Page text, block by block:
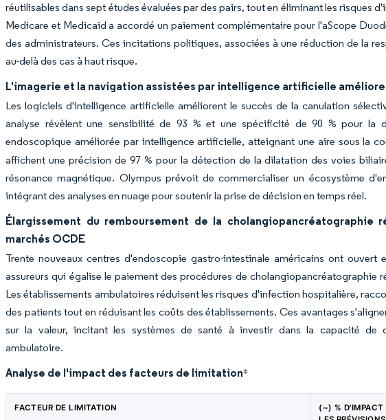
réutilisables dans sept études évaluées par des pairs, tout en éliminant les risques
Medicare et Medicaid a accordé un paiement complémentaire pour l'aScope
des administrateurs. Ces incitations politiques, associées à une réduction de la
au-delà des cas à haut risque.
L'imagerie et la navigation assistées par intelligence artificielle
Les logiciels d'intelligence artificielle améliorent le succès de la canulation
analyse révèlent une sensibilité de 93 % et une spécificité de 90 % pour la
endoscopique améliorée par intelligence artificielle, atteignant une aire sous la
affichent une précision de 97 % pour la détection de la dilatation des voies
résonance magnétique. Olympus prévoit de commercialiser un écosystème
intégrant des analyses en nuage pour soutenir la prise de décision en temps réel.
Élargissement du remboursement de la cholangiopancréatographie
marchés OCDE
Trente nouveaux centres d'endoscopie gastro-intestinale américains ont ouvert
assureurs qui égalise le paiement des procédures de
Les établissements ambulatoires réduisent les risques d'infection hospitalière,
des patients tout en réduisant les coûts des établissements. Ces avantages
sur la valeur, incitant les systèmes de santé à investir dans la capacité de
ambulatoire.
Analyse de l'impact des facteurs de limitation*
FACTEUR DE LIMITATION
(~) % D'IMPACT